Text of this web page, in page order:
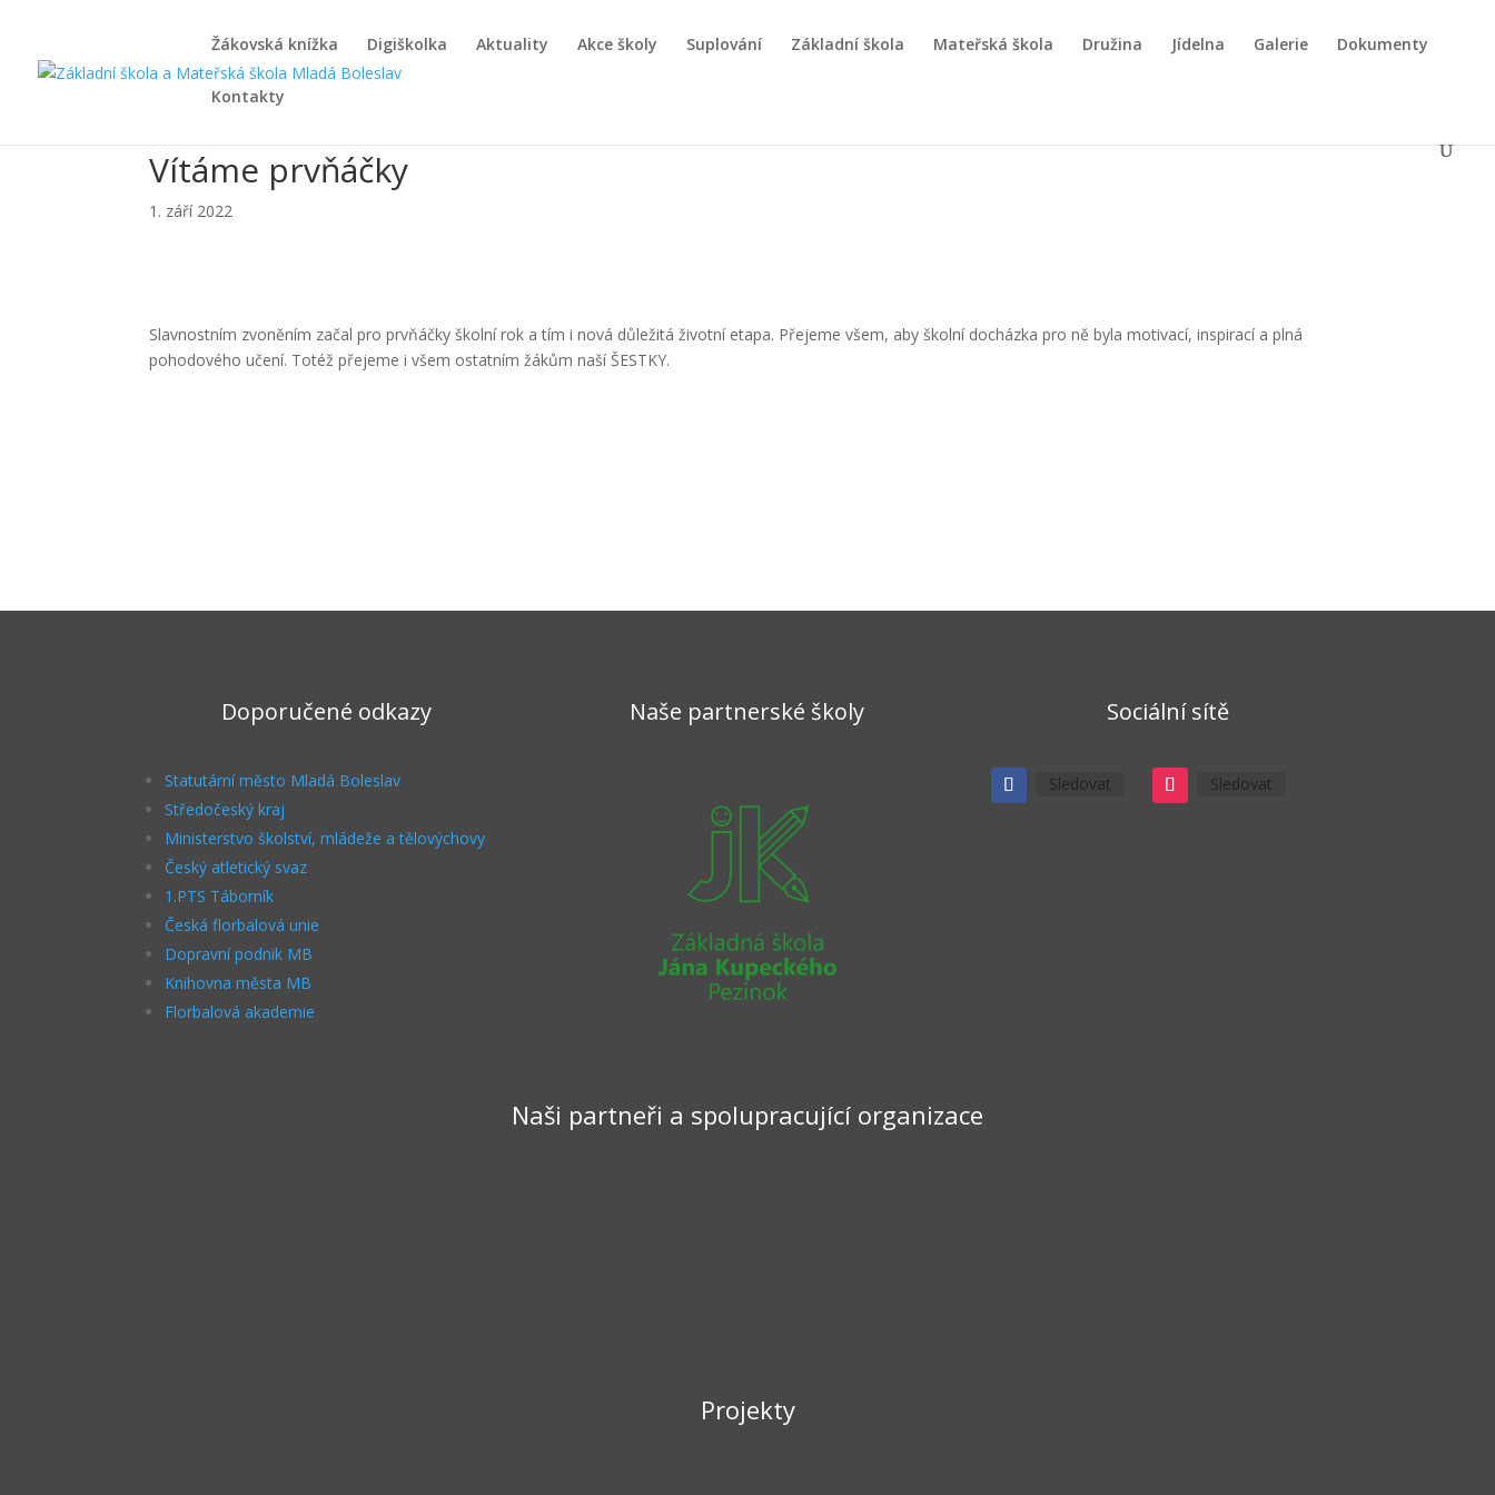
Žákovská knížka Digiškolka Aktuality Akce školy Suplování Základní škola Mateřská škola Družina Jídelna Galerie Dokumenty
Kontakty
Vítáme prvňáčky
1. září 2022
Slavnostním zvoněním začal pro prvňáčky školní rok a tím i nová důležitá životní etapa. Přejeme všem, aby školní docházka pro ně byla motivací, inspirací a plná
pohodového učení. Totéž přejeme i všem ostatním žákům naší ŠESTKY.
Doporučené odkazy
Statutární město Mladá Boleslav
Středočeský kraj
Ministerstvo školství, mládeže a tělovýchovy
Český atletický svaz
1.PTS Táborník
Česká florbalová unie
Dopravní podnik MB
Knihovna města MB
Florbalová akademie
Naše partnerské školy Sociální sítě
Sledovat Sledovat
Naši partneři a spolupracující organizace
Projekty